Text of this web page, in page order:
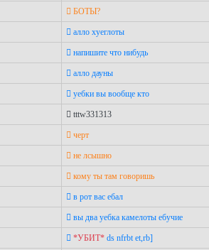
БОТЫ?
алло хуеглоты
напишите что нибудь
алло дауны
уебки вы вообще кто
tttw331313
черт
не лсышно
кому ты там говоришь
в рот вас ебал
вы два уебка камелоты ебучие
*УБИТ* ds nfrbt et,rb]